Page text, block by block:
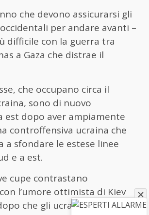
che devono assicurarsi gli
per andare avanti –
difficile con la guerra tra
a Gaza che distrae il
che occupano circa il
sono di nuovo
est dopo aver ampiamente
controffensiva ucraina che
a sfondare le estese linee
e a est.
cupe contrastano
l’umore ottimista di Kiev
che gli ucraini avevano